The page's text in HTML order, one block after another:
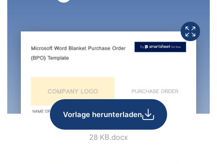
Vorlage herunterladen
28 KB.docx